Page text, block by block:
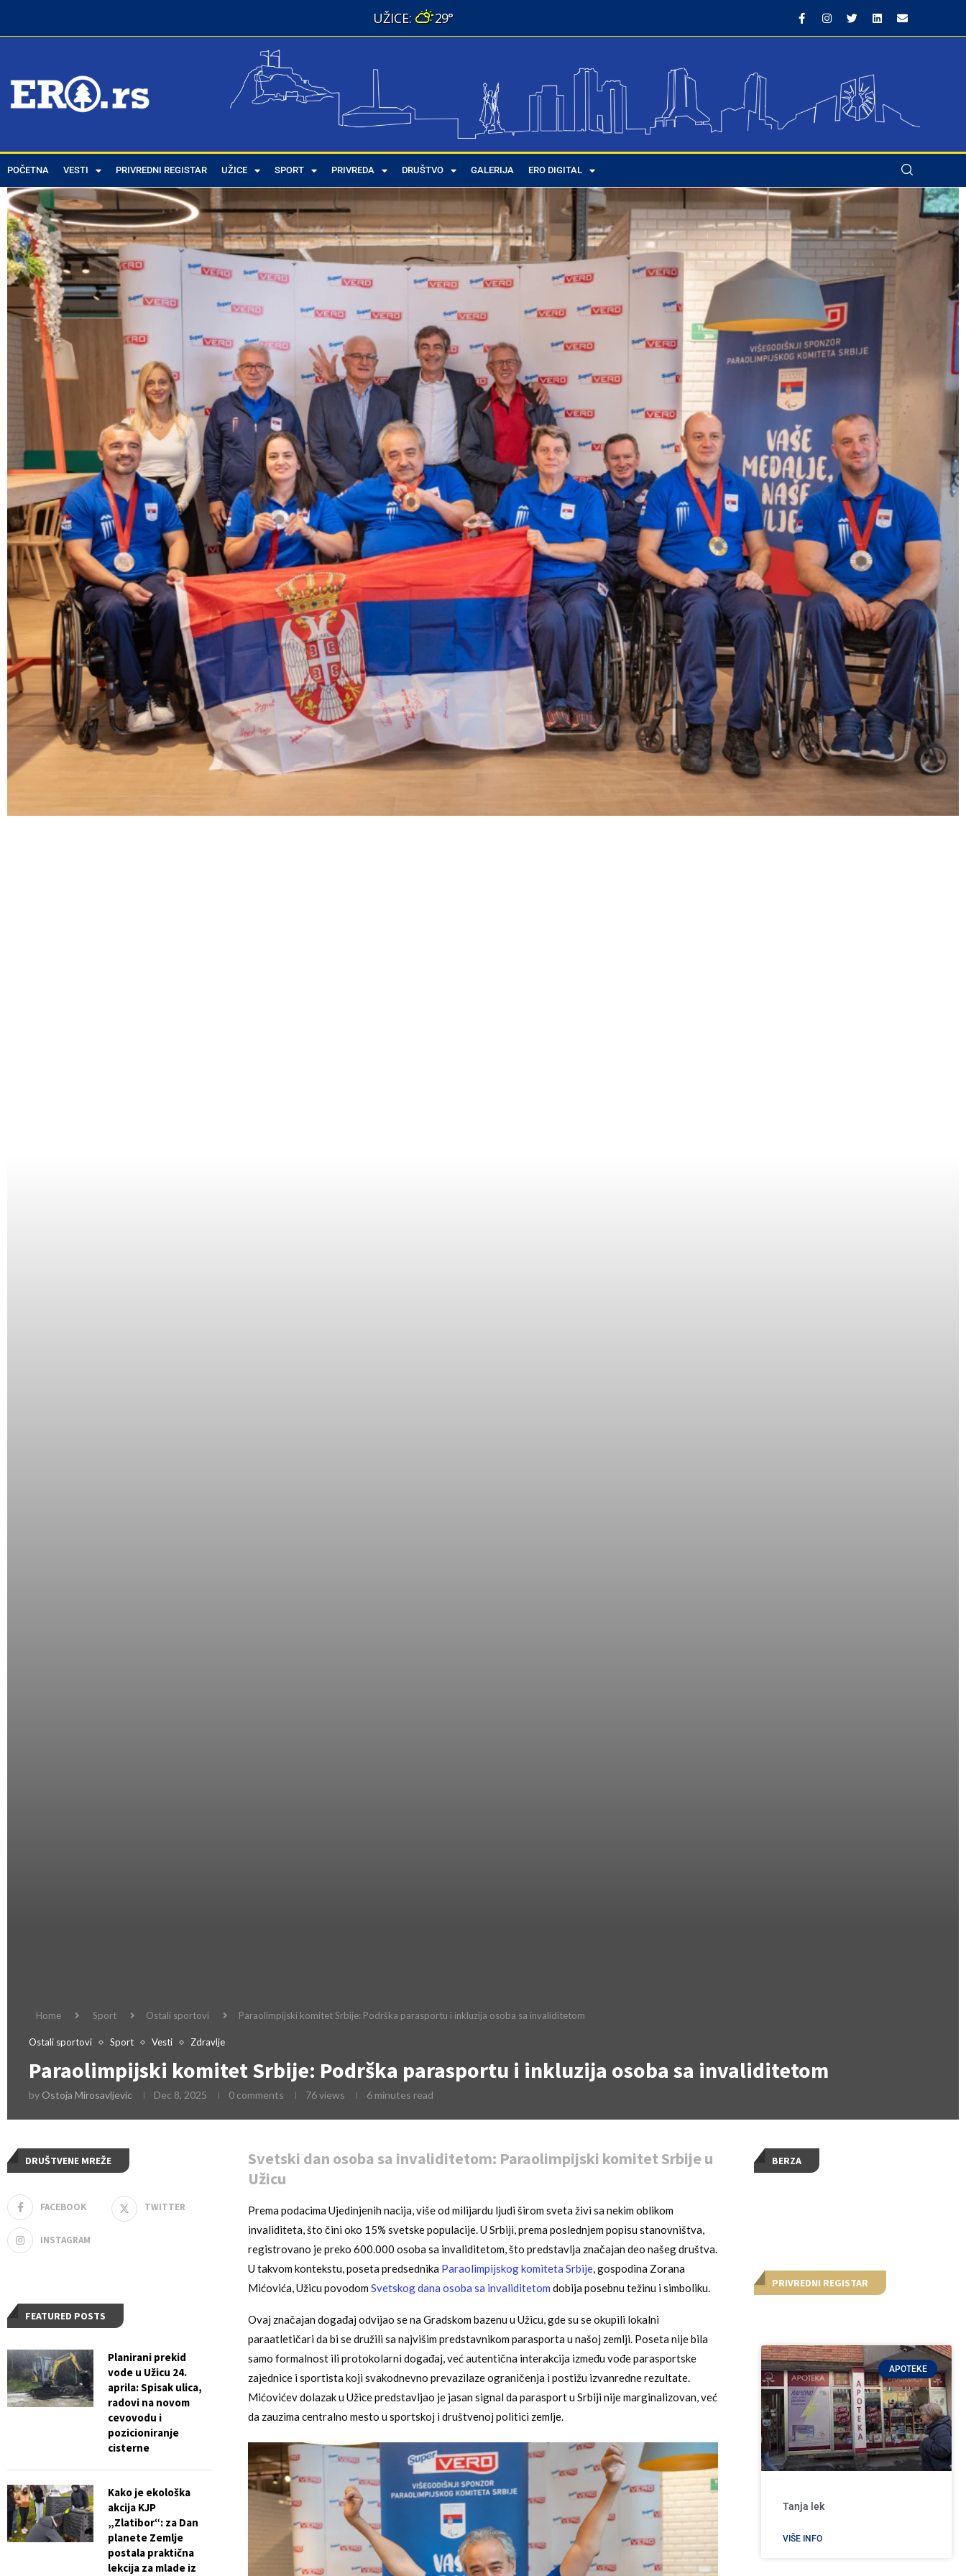
29°
POČETNA VESTI PRIVREDNI REGISTAR UŽICE SPORT PRIVREDA DRUŠTVO GALERIJA ERO DIGITAL
Home Sport Ostali sportovi Paraolimpijski komitet Srbije: Podrška parasportu i inkluzija osoba sa invaliditetom
Ostali sportovi Sport Vesti Zdravlje
Paraolimpijski komitet Srbije: Podrška parasportu i inkluzija osoba sa invaliditetom
by Ostoja Mirosavljevic Dec 8, 2025 0 comments 76views 6 minutes read
Svetski dan osoba sa invaliditetom: Paraolimpijski komitet Srbije u
Užicu
Prema podacima Ujedinjenih nacija, više od milijardu ljudi širom sveta živi sa nekim oblikom
invaliditeta, što čini oko 15% svetske populacije. U Srbiji, prema poslednjem popisu stanovništva,
registrovano je preko 600.000 osoba sa invaliditetom, što predstavlja značajan deo našeg društva.
U takvom kontekstu, poseta predsednika Paraolimpijskog komiteta Srbije, gospodina Zorana
Mićovića, Užicu povodomSvetskog dana osoba sa invaliditetom dobija posebnu težinu i simboliku.
Ovaj značajan događaj odvijao se na Gradskom bazenu u Užicu, gde su se okupili lokalni
paraatletičari da bi se družili sa najvišim predstavnikom parasporta u našoj zemlji. Poseta nije bila
samo formalnost ili protokolarni događaj, već autentična interakcija između vođe parasportske
zajednice i sportista koji svakodnevno prevazilaze ograničenja i postižu izvanredne rezultate.
Mićovićev dolazak u Užice predstavljao je jasan signal da parasport u Srbiji nije marginalizovan, već
da zauzima centralno mesto u sportskoj i društvenoj politici zemlje.
BERZA
PRIVREDNI REGISTAR
APOTEKE
Tanja lek
VIŠE INFO
DRUŠTVENE MREŽE
FACEBOOK TWITTER
INSTAGRAM
FEATURED POSTS
Planirani prekid
vode u Užicu 24.
aprila: Spisak ulica,
radovi na novom
cevovodu i
pozicioniranje
cisterne
Kako je ekološka
akcija KJP
„Zlatibor“: za Dan
planete Zemlje
postala praktična
lekcija za mlade iz